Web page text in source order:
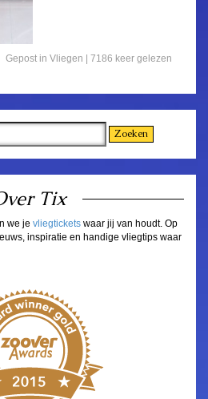
Gepost in Vliegen | 7186 keer gelezen
Tix
we je vliegtickets waar jij van houdt. Op
inspiratie en handige vliegtips waar